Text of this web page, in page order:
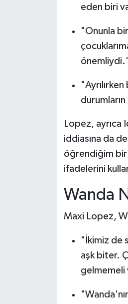
eden biri
"Onunla
Lopez, ayrıca
iddiasına da
öğrendiğim bir
ifadelerini
Wanda
Maxi Lopez,
"İkimiz de
aşk biter.
gelmemeli
Motor Sporları
Diğer Spor Dalları